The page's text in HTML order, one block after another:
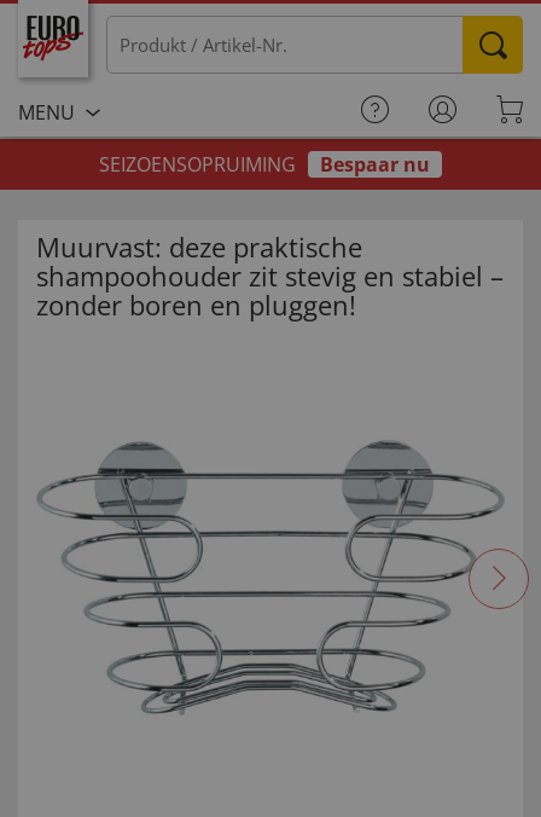
MENU
SEIZOENSOPRUIMING
Bespaar nu
Muurvast: deze praktische
shampoohouder zit stevig en stabiel –
zonder boren en pluggen!